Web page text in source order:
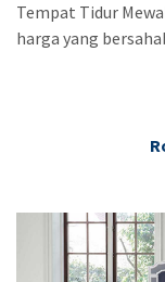
Tempat Tidur
harga yang